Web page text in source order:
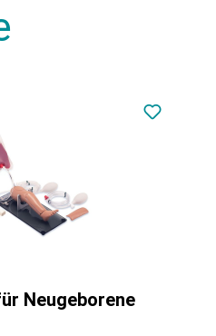
Neugeborene